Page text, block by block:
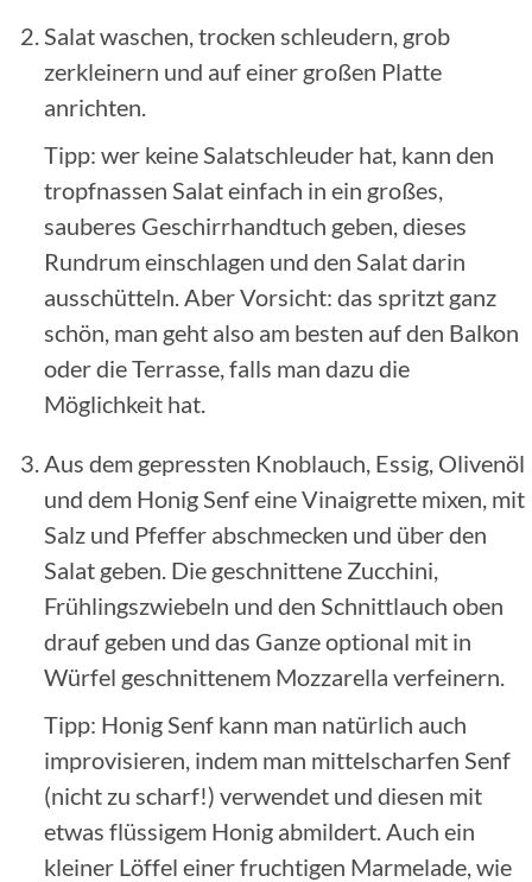
Salat waschen, trocken schleudern, grob
zerkleinern und auf einer großen Platte
anrichten.
Tipp: wer keine Salatschleuder hat, kann den
tropfnassen Salat einfach in ein großes,
sauberes Geschirrhandtuch geben, dieses
Rundrum einschlagen und den Salat darin
ausschütteln. Aber Vorsicht: das spritzt ganz
schön, man geht also am besten auf den Balkon
oder die Terrasse, falls man dazu die
Möglichkeit hat.
Aus dem gepressten Knoblauch, Essig, Olivenöl
und dem Honig Senf eine Vinaigrette mixen, mit
Salz und Pfeffer abschmecken und über den
Salat geben. Die geschnittene Zucchini,
Frühlingszwiebeln und den Schnittlauch oben
drauf geben und das Ganze optional mit in
Würfel geschnittenem Mozzarella verfeinern.
Tipp: Honig Senf kann man natürlich auch
improvisieren, indem man mittelscharfen Senf
(nicht zu scharf!) verwendet und diesen mit
etwas flüssigem Honig abmildert. Auch ein
kleiner Löffel einer fruchtigen Marmelade, wie